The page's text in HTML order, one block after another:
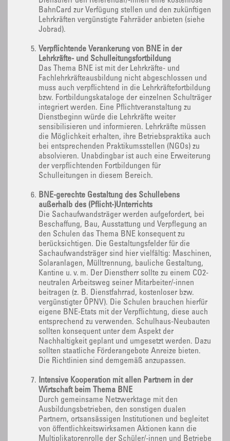
BahnCard zur Verfügung stellen und den zukünftigen
Lehrkräften vergünstigte Fahrräder anbieten (siehe
Jobrad).
Verpflichtende Verankerung von BNE in der
Lehrkräfte- und Schulleitungsfortbildung
Das Thema BNE ist mit der Lehrkräfte- und
Fachlehrkräfteausbildung nicht abgeschlossen und
muss auch verpflichtend in die Lehrkräftefortbildung
bzw. Fortbildungskataloge der einzelnen Schulträger
integriert werden. Eine Pflichtveranstaltung zu
Dienstbeginn würde die Lehrkräfte weiter
sensibilisieren und informieren. Lehrkräfte müssen
die Möglichkeit erhalten, ihre Betriebspraktika auch
bei entsprechenden Praktikumsstellen (NGOs) zu
absolvieren. Unabdingbar ist auch eine Erweiterung
der verpflichtenden Fortbildungen für
Schulleitungen in diesem Bereich.
BNE-gerechte Gestaltung des Schullebens
außerhalb des (Pflicht-)Unterrichts
Die Sachaufwandsträger werden aufgefordert, bei
Beschaffung, Bau, Ausstattung und Verpflegung an
den Schulen das Thema BNE konsequent zu
berücksichtigen. Die Gestaltungsfelder für die
Sachaufwandsträger sind hier vielfältig: Maschinen,
Solaranlagen, Mülltrennung, bauliche Gestaltung,
Kantine u. v. m. Der Dienstherr sollte zu einem CO2-
neutralen Arbeitsweg seiner Mitarbeiter/-innen
beitragen (z. B. Dienstfahrrad, kostenloser bzw.
vergünstigter ÖPNV). Die Schulen brauchen hierfür
eigene BNE-Etats mit der Verpflichtung, diese auch
entsprechend zu verwenden. Schulhaus-Neubauten
sollten konsequent unter dem Aspekt der
Nachhaltigkeit geplant und umgesetzt werden. Dazu
sollten staatliche Förderangebote Anreize bieten.
Die Richtlinien sind demgemäß anzupassen.
Intensive Kooperation mit allen Partnern in der
Wirtschaft beim Thema BNE
Durch gemeinsame Netzwerktage mit den
Ausbildungsbetrieben, den sonstigen dualen
Partnern, ortsansässigen Institutionen und begleitet
von öffentlichkeitswirksamen Aktionen kann die
Multiplikatorenrolle der Schüler/-innen und Betriebe